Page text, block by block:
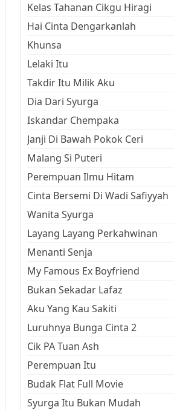
Kelas Tahanan Cikgu Hiragi
Hai Cinta Dengarkanlah
Khunsa
Lelaki Itu
Takdir Itu Milik Aku
Dia Dari Syurga
Iskandar Chempaka
Janji Di Bawah Pokok Ceri
Malang Si Puteri
Perempuan Ilmu Hitam
Cinta Bersemi Di Wadi Safiyyah
Wanita Syurga
Layang Layang Perkahwinan
Menanti Senja
My Famous Ex Boyfriend
Bukan Sekadar Lafaz
Aku Yang Kau Sakiti
Luruhnya Bunga Cinta 2
Cik PA Tuan Ash
Perempuan Itu
Budak Flat Full Movie
Syurga Itu Bukan Mudah